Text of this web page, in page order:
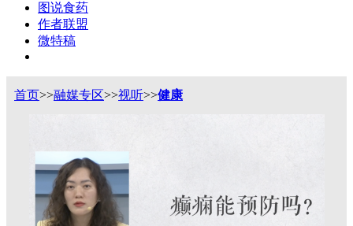
图说食药
作者联盟
微特稿
首页>>融媒专区>>视听>>健康